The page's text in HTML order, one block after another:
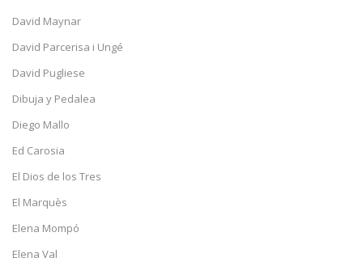
David Maynar
David Parcerisa i Ungé
David Pugliese
Dibuja y Pedalea
Diego Mallo
Ed Carosia
El Dios de los Tres
El Marquès
Elena Mompó
Elena Val